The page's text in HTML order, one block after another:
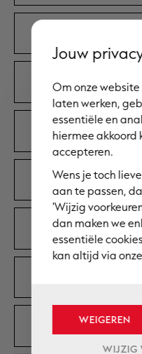
terrasoverkapping
Ontdek welke extra
moderne
Zijn de moderne
Loratex geschikt
Wat is de
terrasoverkapping
Waarom kiezen
Jouw
Om onze
laten werken,
essentiële en
hiermee akkoord
accepteren.
Wens je toch
aan te passen,
'Wijzig
dan maken we
essentiële
kan altijd via
WEIGEREN
WIJZIG